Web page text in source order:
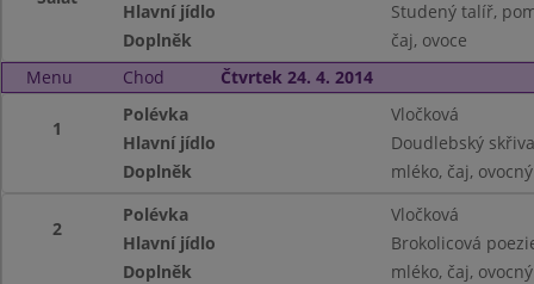
Hlavní jídlo
Studený talíř,
Doplněk
čaj, ovoce
Menu
Chod Čtvrtek 24. 4. 2014
1
Polévka
Vločková
Hlavní jídlo
Doudlebský
Doplněk
mléko, čaj,
2
Polévka
Vločková
Hlavní jídlo
Brokolicová
Doplněk
mléko, čaj,